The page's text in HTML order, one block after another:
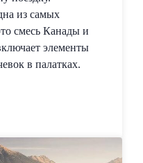
из самых
смесь Канады и
элементы
в палатках.